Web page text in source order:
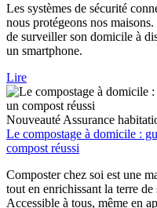
Les systèmes de sécurité
nous protégeons nos
de surveiller son domicile à
un smartphone.
Lire
Nouveauté Assurance
Le compostage à domicile :
compost réussi
Composter chez soi est une
tout en enrichissant la terre
Accessible à tous, même en